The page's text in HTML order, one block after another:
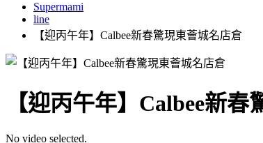
Supermami
line
【迎丙午年】Calbee新春驚現東薈城名店倉
【迎丙午年】Calbee新
No video selected.